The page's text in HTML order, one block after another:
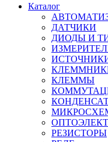
Каталог
ДАТЧИКИ
ДИОДЫ И
КЛЕММЫ
РЕЗИСТОРЫ